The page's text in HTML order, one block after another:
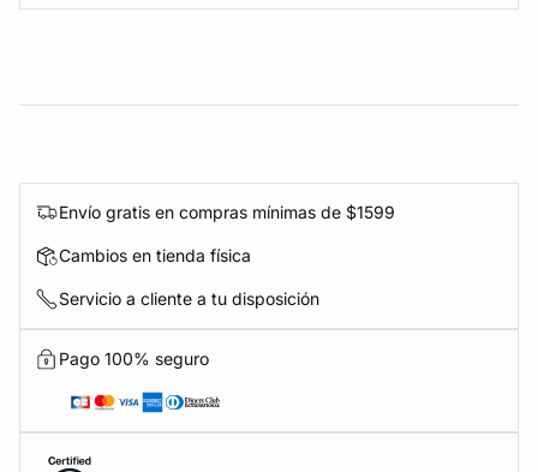
Envío gratis en compras mínimas de $1599
Cambios en tienda física
Servicio a cliente a tu disposición
Pago 100% seguro